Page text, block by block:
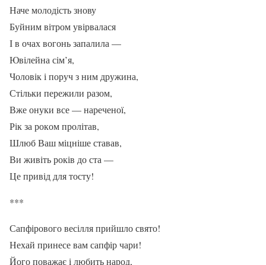
Наче молодість знову
Буйним вітром увірвалася
І в очах вогонь запалила —
Ювілейна сім’я,
Чоловік і поруч з ним дружина,
Стільки пережили разом,
Вже онуки все — нареченої,
Рік за роком пролітав,
Шлюб Ваш міцніше ставав,
Ви живіть років до ста —
Це привід для тосту!
***
Сапфірового весілля прийшло свято!
Нехай принесе вам сапфір чари!
Його поважає і любить народ,